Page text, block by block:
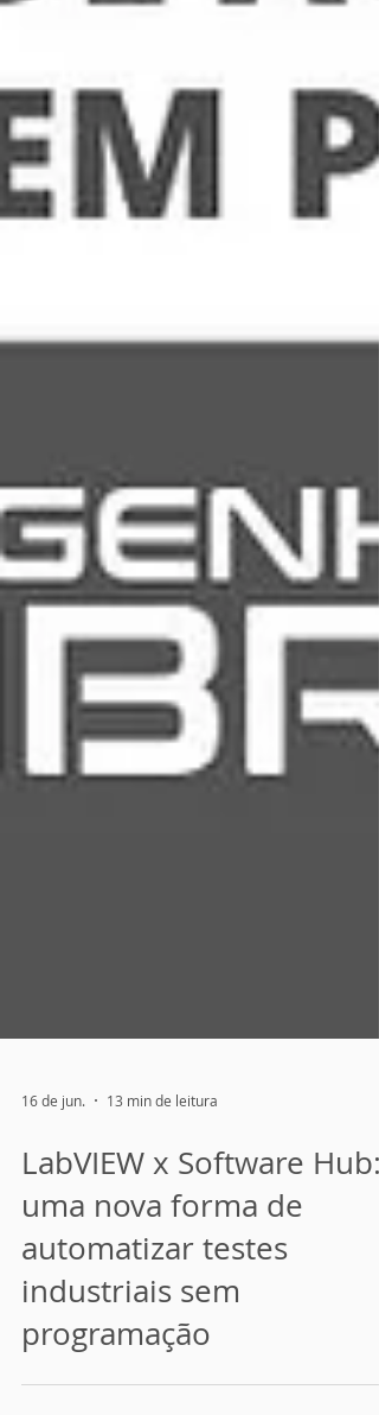
16 de jun. 13 min de leitura
LabVIEW x Software Hub:
uma nova forma de
automatizar testes
industriais sem
programação